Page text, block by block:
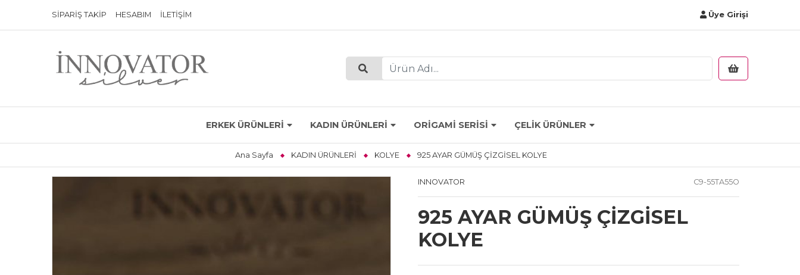
SIPARIŞ TAKIP HESABIM İLETIŞIM Üye Girişi
ERKEK ÜRÜNLERİ KADIN ÜRÜNLERİ ORİGAMİ SERİSİ ÇELİK ÜRÜNLER
Ana Sayfa KADIN ÜRÜNLERİ KOLYE 925 AYAR GÜMÜŞ ÇİZGİSEL KOLYE
INNOVATOR C9-55TA55O
925 AYAR GÜMÜŞ ÇİZGİSEL
KOLYE